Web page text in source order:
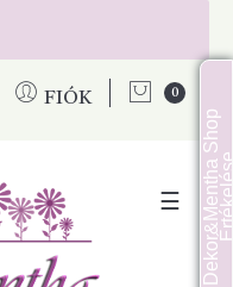
0
FIÓK
Toggle
☰ D
e
k
o
r
&
M
e
n
t
h
a
S
h
o
p
É
r
t
é
k
e
l
é
s